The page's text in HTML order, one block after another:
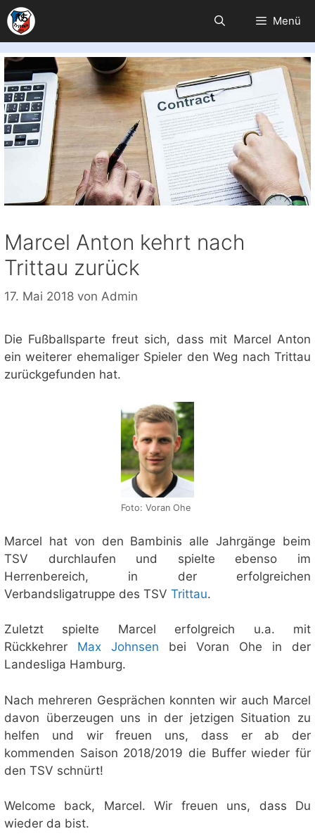
Zum
Inhalt
springen
Menü
Marcel Anton kehrt nach
Trittau zurück
17. Mai 2018 von Admin
Die Fußballsparte freut sich, dass mit Marcel Anton
ein weiterer ehemaliger Spieler den Weg nach Trittau
zurückgefunden hat.
Foto: Voran Ohe
Marcel hat von den Bambinis alle Jahrgänge beim
TSV durchlaufen und spielte ebenso im
Herrenbereich, in der erfolgreichen
Verbandsligatruppe des TSV Trittau.
Zuletzt spielte Marcel erfolgreich u.a. mit
Rückkehrer Max Johnsen bei Voran Ohe in der
Landesliga Hamburg.
Nach mehreren Gesprächen konnten wir auch Marcel
davon überzeugen uns in der jetzigen Situation zu
helfen und wir freuen uns, dass er ab der
kommenden Saison 2018/2019 die Buffer wieder für
den TSV schnürt!
Welcome back, Marcel. Wir freuen uns, dass Du
wieder da bist.